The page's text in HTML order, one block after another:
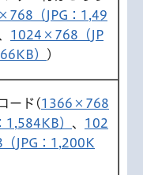
（JPG：1,49
1024×768（JP
）
)
ード(1366×768
1,584KB） 、 102
JPG：1,200K